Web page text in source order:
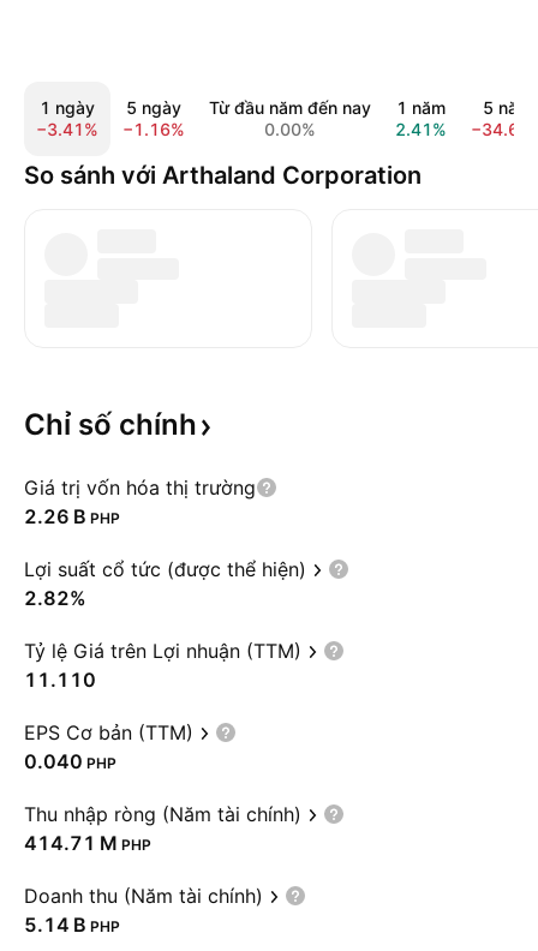
1 ngày
−3.41%
5 ngày
−1.16%
Từ đầu năm đến nay
0.00%
1 năm
2.41%
5 năm
So sánh với Arthaland Corporation
Chỉ số chính
Giá trị vốn hóa thị trường
‪2.26 B‬ PHP
Lợi suất cổ tức (được thể hiện)
2.82%
Tỷ lệ Giá trên Lợi nhuận (TTM)
11.110
EPS Cơ bản (TTM)
0.040 PHP
Thu nhập ròng (Năm tài chính)
‪414.71 M‬ PHP
Doanh thu (Năm tài chính)
‪5.14 B‬ PHP